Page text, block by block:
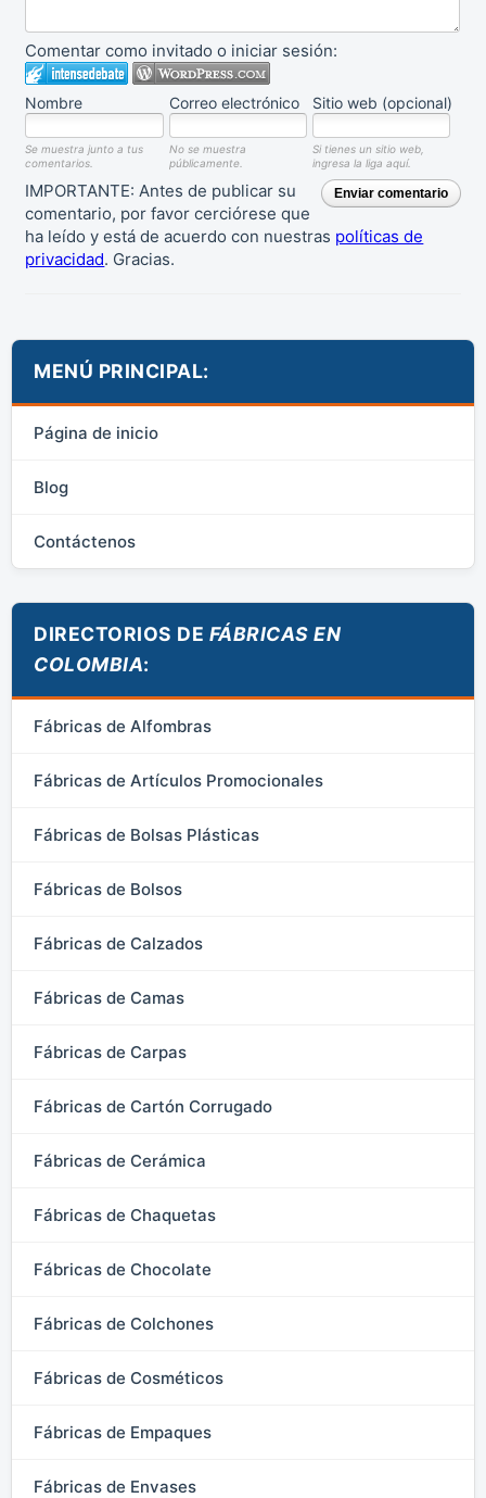
Comentar como invitado o iniciar sesión:
Nombre Correo electrónico Sitio web (opcional)
Se muestra junto a tus
comentarios.
No se muestra
públicamente.
Si tienes un sitio web,
ingresa la liga aquí.
Enviar comentario
IMPORTANTE: Antes de publicar su
comentario, por favor cerciórese que
ha leído y está de acuerdo con nuestras políticas de
privacidad. Gracias.
MENÚ PRINCIPAL:
Página de inicio
Blog
Contáctenos
DIRECTORIOS DE FÁBRICAS EN
COLOMBIA:
Fábricas de Alfombras
Fábricas de Artículos Promocionales
Fábricas de Bolsas Plásticas
Fábricas de Bolsos
Fábricas de Calzados
Fábricas de Camas
Fábricas de Carpas
Fábricas de Cartón Corrugado
Fábricas de Cerámica
Fábricas de Chaquetas
Fábricas de Chocolate
Fábricas de Colchones
Fábricas de Cosméticos
Fábricas de Empaques
Fábricas de Envases